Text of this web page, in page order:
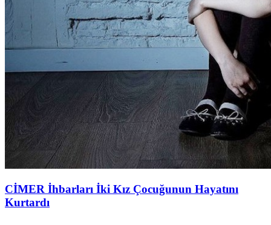
CİMER İhbarları İki Kız Çocuğunun Hayatını
Kurtardı